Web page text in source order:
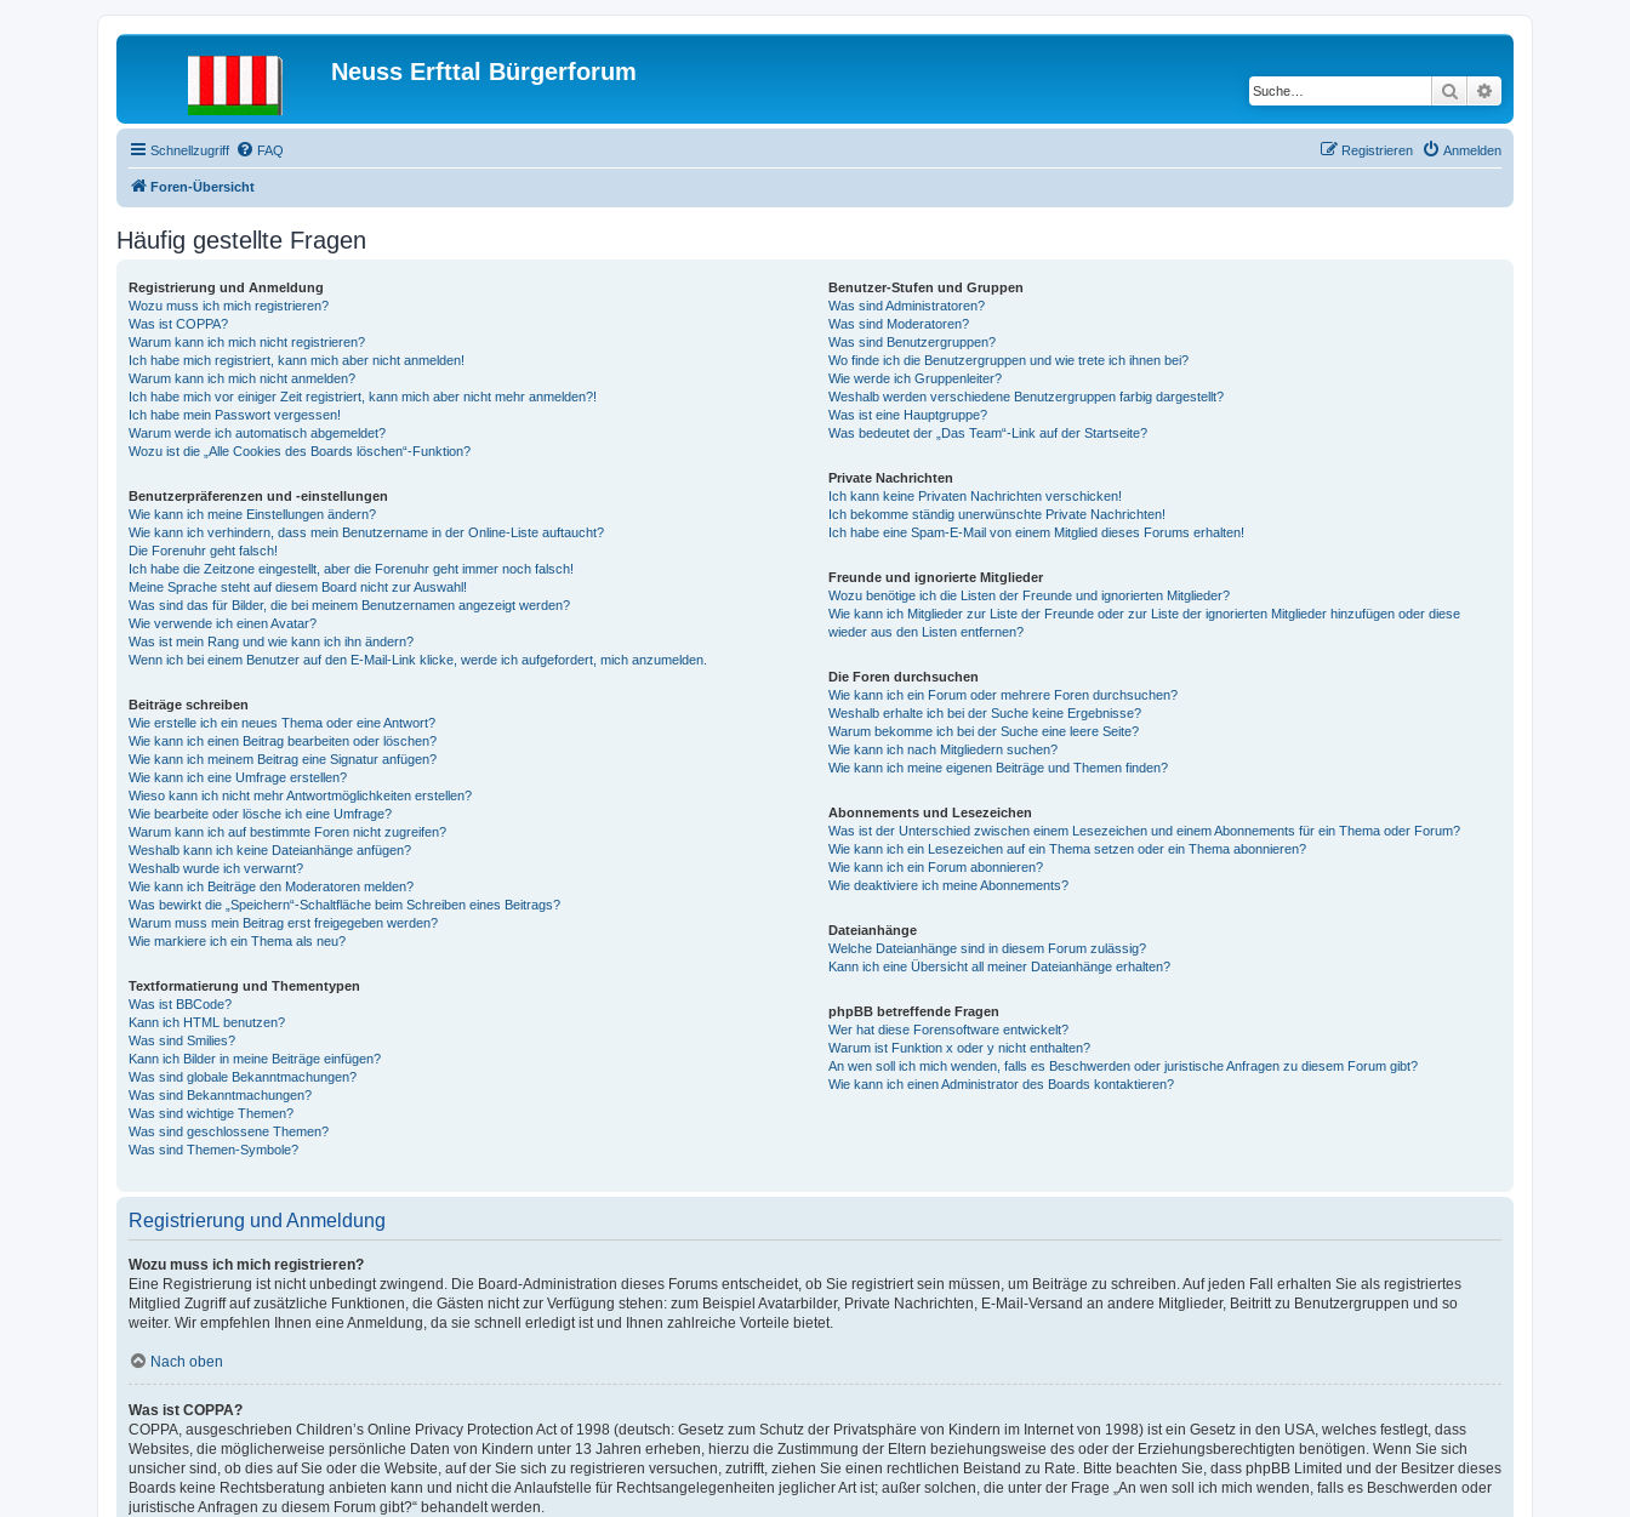
Neuss Erfttal Bürgerforum
Suche
Schnellzugriff FAQ Anmelden
Registrieren
Foren-Übersicht
Häufig gestellte Fragen
Registrierung und Anmeldung
Wozu muss ich mich registrieren?
Was ist COPPA?
Warum kann ich mich nicht registrieren?
Ich habe mich registriert, kann mich aber nicht anmelden!
Warum kann ich mich nicht anmelden?
Ich habe mich vor einiger Zeit registriert, kann mich aber nicht mehr anmelden?!
Ich habe mein Passwort vergessen!
Warum werde ich automatisch abgemeldet?
Wozu ist die „Alle Cookies des Boards löschen“-Funktion?
Benutzerpräferenzen und -einstellungen
Wie kann ich meine Einstellungen ändern?
Wie kann ich verhindern, dass mein Benutzername in der Online-Liste auftaucht?
Die Forenuhr geht falsch!
Ich habe die Zeitzone eingestellt, aber die Forenuhr geht immer noch falsch!
Meine Sprache steht auf diesem Board nicht zur Auswahl!
Was sind das für Bilder, die bei meinem Benutzernamen angezeigt werden?
Wie verwende ich einen Avatar?
Was ist mein Rang und wie kann ich ihn ändern?
Wenn ich bei einem Benutzer auf den E-Mail-Link klicke, werde ich aufgefordert, mich anzumelden.
Beiträge schreiben
Wie erstelle ich ein neues Thema oder eine Antwort?
Wie kann ich einen Beitrag bearbeiten oder löschen?
Wie kann ich meinem Beitrag eine Signatur anfügen?
Wie kann ich eine Umfrage erstellen?
Wieso kann ich nicht mehr Antwortmöglichkeiten erstellen?
Wie bearbeite oder lösche ich eine Umfrage?
Warum kann ich auf bestimmte Foren nicht zugreifen?
Weshalb kann ich keine Dateianhänge anfügen?
Weshalb wurde ich verwarnt?
Wie kann ich Beiträge den Moderatoren melden?
Was bewirkt die „Speichern“-Schaltfläche beim Schreiben eines Beitrags?
Warum muss mein Beitrag erst freigegeben werden?
Wie markiere ich ein Thema als neu?
Textformatierung und Thementypen
Was ist BBCode?
Kann ich HTML benutzen?
Was sind Smilies?
Kann ich Bilder in meine Beiträge einfügen?
Was sind globale Bekanntmachungen?
Was sind Bekanntmachungen?
Was sind wichtige Themen?
Was sind geschlossene Themen?
Was sind Themen-Symbole?
Benutzer-Stufen und Gruppen
Was sind Administratoren?
Was sind Moderatoren?
Was sind Benutzergruppen?
Wo finde ich die Benutzergruppen und wie trete ich ihnen bei?
Wie werde ich Gruppenleiter?
Weshalb werden verschiedene Benutzergruppen farbig dargestellt?
Was ist eine Hauptgruppe?
Was bedeutet der „Das Team“-Link auf der Startseite?
Private Nachrichten
Ich kann keine Privaten Nachrichten verschicken!
Ich bekomme ständig unerwünschte Private Nachrichten!
Ich habe eine Spam-E-Mail von einem Mitglied dieses Forums erhalten!
Freunde und ignorierte Mitglieder
Wozu benötige ich die Listen der Freunde und ignorierten Mitglieder?
Wie kann ich Mitglieder zur Liste der Freunde oder zur Liste der ignorierten Mitglieder hinzufügen oder diese
wieder aus den Listen entfernen?
Die Foren durchsuchen
Wie kann ich ein Forum oder mehrere Foren durchsuchen?
Weshalb erhalte ich bei der Suche keine Ergebnisse?
Warum bekomme ich bei der Suche eine leere Seite?
Wie kann ich nach Mitgliedern suchen?
Wie kann ich meine eigenen Beiträge und Themen finden?
Abonnements und Lesezeichen
Was ist der Unterschied zwischen einem Lesezeichen und einem Abonnements für ein Thema oder Forum?
Wie kann ich ein Lesezeichen auf ein Thema setzen oder ein Thema abonnieren?
Wie kann ich ein Forum abonnieren?
Wie deaktiviere ich meine Abonnements?
Dateianhänge
Welche Dateianhänge sind in diesem Forum zulässig?
Kann ich eine Übersicht all meiner Dateianhänge erhalten?
phpBB betreffende Fragen
Wer hat diese Forensoftware entwickelt?
Warum ist Funktion x oder y nicht enthalten?
An wen soll ich mich wenden, falls es Beschwerden oder juristische Anfragen zu diesem Forum gibt?
Wie kann ich einen Administrator des Boards kontaktieren?
Registrierung und Anmeldung
Wozu muss ich mich registrieren?
Eine Registrierung ist nicht unbedingt zwingend. Die Board-Administration dieses Forums entscheidet, ob Sie registriert sein müssen, um Beiträge zu schreiben. Auf jeden Fall erhalten Sie als registriertes
Mitglied Zugriff auf zusätzliche Funktionen, die Gästen nicht zur Verfügung stehen: zum Beispiel Avatarbilder, Private Nachrichten, E-Mail-Versand an andere Mitglieder, Beitritt zu Benutzergruppen und so
weiter. Wir empfehlen Ihnen eine Anmeldung, da sie schnell erledigt ist und Ihnen zahlreiche Vorteile bietet.
Nach oben
Was ist COPPA?
COPPA, ausgeschrieben Children’s Online Privacy Protection Act of 1998 (deutsch: Gesetz zum Schutz der Privatsphäre von Kindern im Internet von 1998) ist ein Gesetz in den USA, welches festlegt, dass
Websites, die möglicherweise persönliche Daten von Kindern unter 13 Jahren erheben, hierzu die Zustimmung der Eltern beziehungsweise des oder der Erziehungsberechtigten benötigen. Wenn Sie sich
unsicher sind, ob dies auf Sie oder die Website, auf der Sie sich zu registrieren versuchen, zutrifft, ziehen Sie einen rechtlichen Beistand zu Rate. Bitte beachten Sie, dass phpBB Limited und der Besitzer dieses
Boards keine Rechtsberatung anbieten kann und nicht die Anlaufstelle für Rechtsangelegenheiten jeglicher Art ist; außer solchen, die unter der Frage „An wen soll ich mich wenden, falls es Beschwerden oder
juristische Anfragen zu diesem Forum gibt?“ behandelt werden.